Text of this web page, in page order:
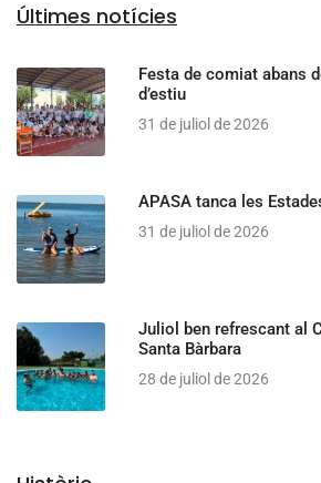
Últimes notícies
Festa de comiat abans
d’estiu
31 de juliol de 2026
APASA tanca les
31 de juliol de 2026
Juliol ben refrescant al
Santa Bàrbara
28 de juliol de 2026